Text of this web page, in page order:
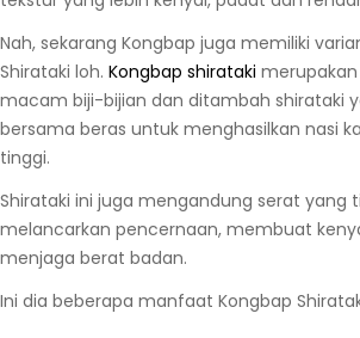
Nah, sekarang Kongbap juga memiliki
Shirataki loh. Kongbap shirataki
macam biji-bijian dan ditambah shirataki
bersama beras untuk menghasilkan nasi
tinggi.
Shirataki ini juga mengandung serat yang
melancarkan pencernaan, membuat
menjaga berat badan.
Ini dia beberapa manfaat Kongbap